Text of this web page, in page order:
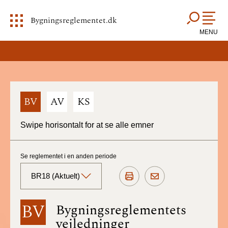
Bygningsreglementet.dk
MENU
BV AV KS
Swipe horisontalt for at se alle emner
BV Bygningsreglementets
vejledninger
Se reglementet i en anden periode
BR18 (Aktuelt)
BR18 (Aktuelt)